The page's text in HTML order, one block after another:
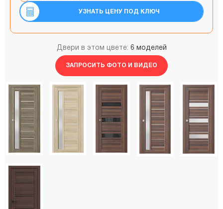
УЗНАТЬ ЦЕНУ ПОД КЛЮЧ
Двери в этом цвете: 6 моделей
ЗАПРОСИТЬ ФОТО И ВИДЕО